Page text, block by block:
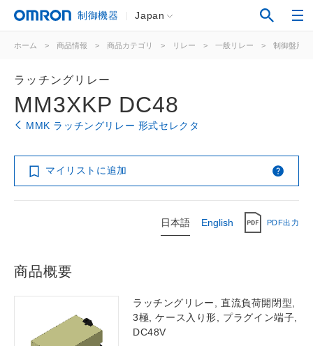
制御機器 Japan
ホーム > 商品情報 > 商品カテゴリ > リレー > 一般リレー > 制御盤用
ラッチングリレー
MM3XKP DC48
MMK ラッチングリレー 形式セレクタ
マイリストに追加
日本語 English PDF出力
商品概要
ラッチングリレー, 直流負荷開閉型,
3極, ケース入り形, プラグイン端子,
DC48V